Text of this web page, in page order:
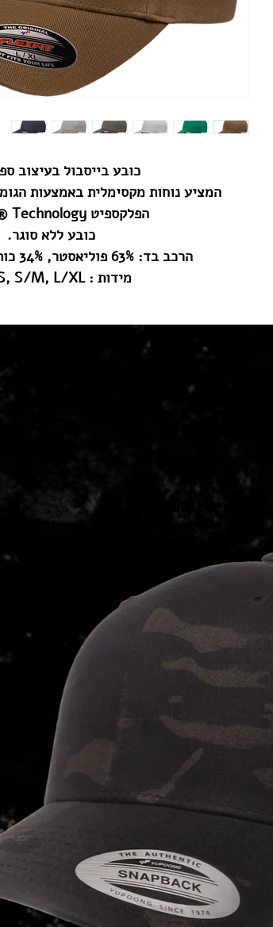
כובע בייסבול בעיצוב
המציע נוחות מקסימלית באמצעות
הפלקספיט Flexfit® Technology
כובע ללא סוגר.
הרכב בד: 63% פוליאסטר, 34% כותנה, 3% ספנדקס
מידות : XS/S, S/M, L/XL